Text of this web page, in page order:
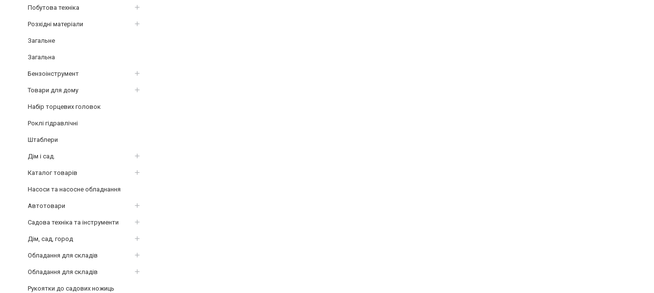
Побутова техніка
Розхідні матеріали
Загальне
Загальна
Бензоінструмент
Товари для дому
Набір торцевих головок
Роклі гідравлічні
Штаблери
Дім і сад.
Каталог товарів
Насоси та насосне обладнання
Автотовари
Садова техніка та інструменти
Дім, сад, город
Обладання для складів
Обладання для складів
Рукоятки до садових ножиць